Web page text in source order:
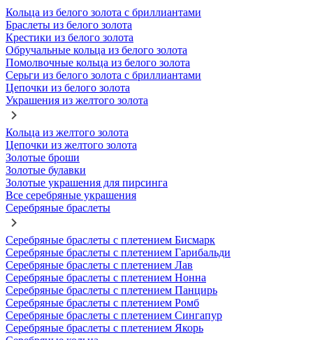
Кольца из белого золота с бриллиантами
Браслеты из белого золота
Крестики из белого золота
Обручальные кольца из белого золота
Помолвочные кольца из белого золота
Серьги из белого золота с бриллиантами
Цепочки из белого золота
Украшения из желтого золота
Кольца из желтого золота
Цепочки из желтого золота
Золотые броши
Золотые булавки
Золотые украшения для пирсинга
Все серебряные украшения
Серебряные браслеты
Серебряные браслеты с плетением Бисмарк
Серебряные браслеты с плетением Гарибальди
Серебряные браслеты с плетением Лав
Серебряные браслеты с плетением Нонна
Серебряные браслеты с плетением Панцирь
Серебряные браслеты с плетением Ромб
Серебряные браслеты с плетением Сингапур
Серебряные браслеты с плетением Якорь